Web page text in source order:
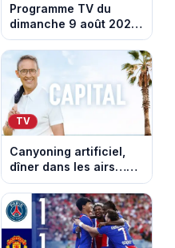
Programme TV du
dimanche 9 août 2026
: notre sélection pour
votre soirée télé
TV
Canyoning artificiel,
dîner dans les airs…
les loisirs les plus fous
passés au crible dans
Capital